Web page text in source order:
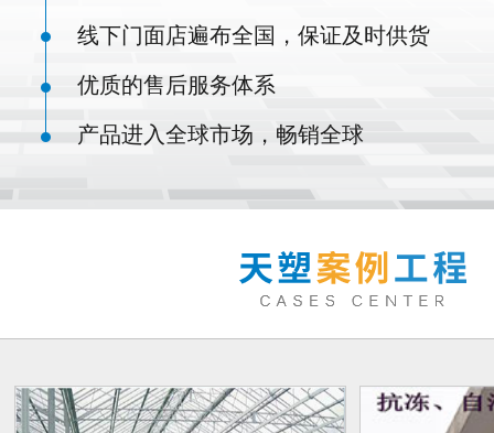
线下门面店遍布全国，保证及时供货
优质的售后服务体系
产品进入全球市场，畅销全球